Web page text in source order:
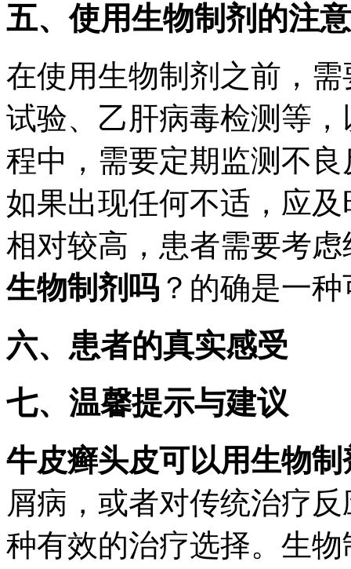
五、使用生物制剂的注
在使用生物制剂之前，
试验、乙肝病毒检测等
程中，需要定期监测不
如果出现任何不适，应
相对较高，患者需要考
生物制剂吗 ？的确是一
六、患者的真实感受
七、温馨提示与建议
牛皮癣头皮可以用生物制
屑病，或者对传统治疗
种有效的治疗选择。生